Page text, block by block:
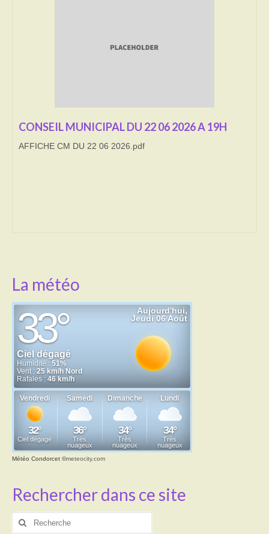
LE BRULAGE DES VEGETAUX
DECHETS VERTS
CONSEIL MUNICIPAL DU 22 06 2026 A 19H
AFFICHE CM DU 22 06 2026.pdf
La météo
Météo Condorcet ©meteocity.com
Rechercher dans ce site
Rechercher